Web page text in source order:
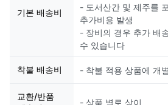
기본 배송비
- 도서산간 및 제주를
추가비용 발생
- 장비의 경우 추가 배
수 있습니다
착불 배송비 - 착불 적용 상품에 개
교환/반품
- 상품 별로 상이